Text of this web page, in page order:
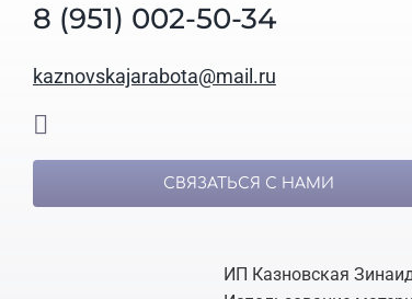
8 (951) 002-50-34
kaznovskajarabota@mail.ru
СВЯЗАТЬСЯ С НАМИ
ИП Казновская